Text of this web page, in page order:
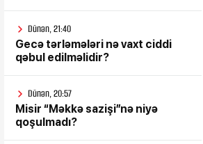
Dünən, 21:40
Gecə tərləmələri nə vaxt ciddi
qəbul edilməlidir?
Dünən, 20:57
Misir “Məkkə sazişi”nə niyə
qoşulmadı?